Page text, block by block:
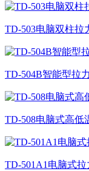
TD-503电脑双柱拉
TD-504B智能型拉
TD-508电脑式高低
TD-501A1电脑式